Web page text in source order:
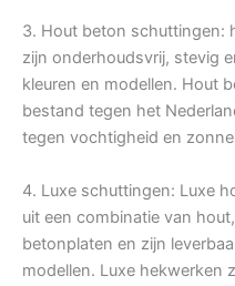
3. Hout beton schuttingen:
zijn onderhoudsvrij, stevig
kleuren en modellen. Hout
bestand tegen het
tegen vochtigheid en
4. Luxe schuttingen: Luxe
uit een combinatie van
betonplaten en zijn
modellen. Luxe hekwerken